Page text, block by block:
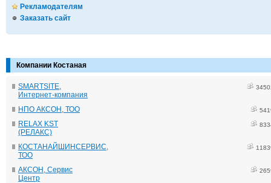
Рекламодателям
Заказать сайт
Компании Костаная
SMARTSITE,
Интернет-компания
НПО АКСОН, ТОО
RELAX KST
(РЕЛАКС)
КОСТАНАЙШИНСЕРВИС,
ТОО
АКСОН, Сервис
Центр